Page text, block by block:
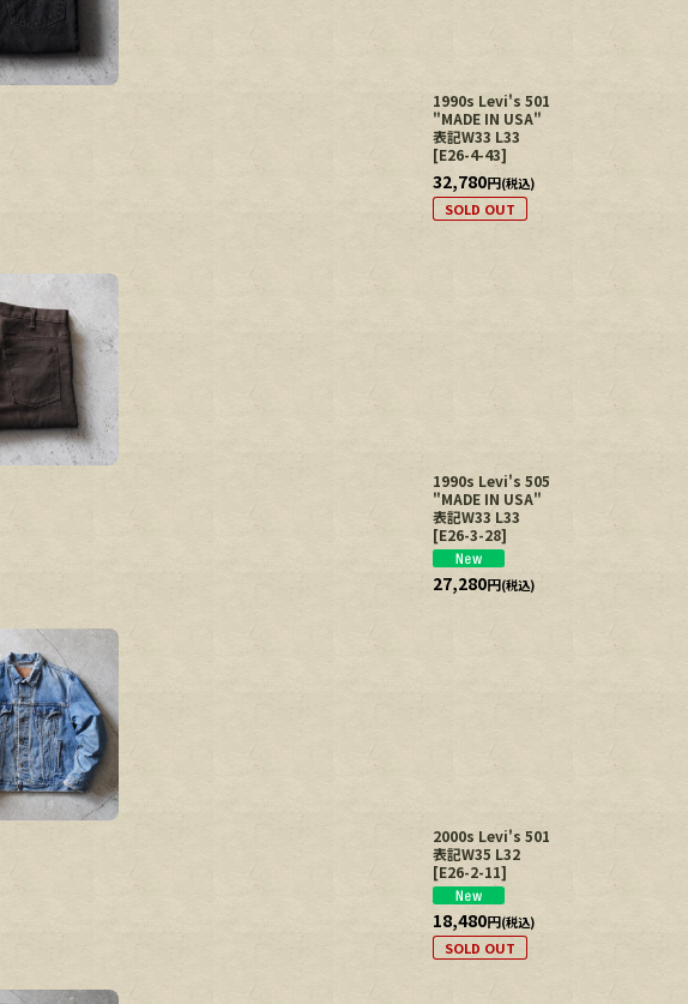
1990s Levi's 501
"MADE IN USA"
表記W33 L33
[E26-4-43]
32,780円(税込)
SOLD OUT
1990s Levi's 505
"MADE IN USA"
表記W33 L33
[E26-3-28]
27,280円(税込)
2000s Levi's 501
表記W35 L32
[E26-2-11]
18,480円(税込)
SOLD OUT